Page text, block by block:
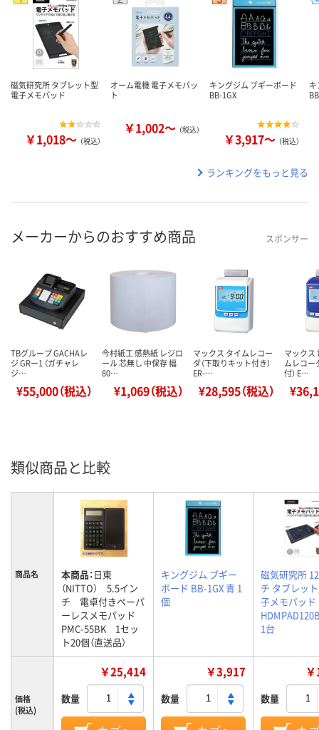
磁気研究所 タブレット型
電子メモパッド
￥1,018～ （税込）
オーム電機 電子メモパッ
ト
￥1,002～ （税込）
キングジム ブギーボード
BB-1GX
￥3,917～ （税込）
BB
ランキングをもっと見る
メーカーからのおすすめ商品 スポンサー
TBグループ GACHAレ
ジ GRー1 （ガチャレ
ジ…
¥55,000（税込）
今村紙工 感熱紙 レジロ
ール 芯無し 中保存 幅
80…
¥1,069（税込）
マックス タイムレコー
ダ（下取りキット付き）
ER-…
¥28,595（税込）
マックス
ムレコー
付） E…
類似商品と比較
商品名 本商品：日東
（NITTO） 5.5イン
チ 電卓付きペーパ
ーレスメモパッド
PMC-55BK 1セッ
ト20個（直送品）
キングジム ブギー
ボード BB-1GX 青 1
個
磁気研究所
チ タブレッ
子メモパッド
1台
価格
(税込)
￥25,414
数量
￥3,917
数量 数量